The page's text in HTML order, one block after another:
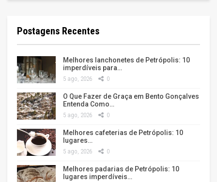
Postagens Recentes
Melhores lanchonetes de Petrópolis: 10
imperdíveis para…
5 ago, 2026 0
O Que Fazer de Graça em Bento Gonçalves
Entenda Como…
5 ago, 2026 0
Melhores cafeterias de Petrópolis: 10
lugares…
5 ago, 2026 0
Melhores padarias de Petrópolis: 10
lugares imperdíveis…